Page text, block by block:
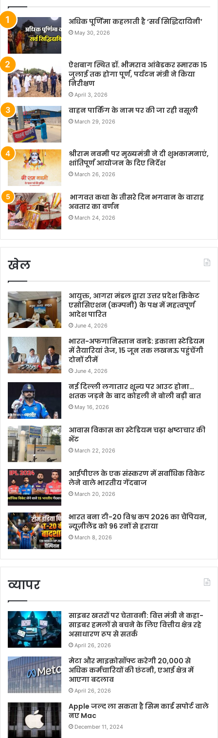
अधिक पूर्णिमा कहलाती है ‘सर्व सिद्धिदायिनी’
May 30, 2026
ऐशबाग स्थित डॉ. भीमराव आंबेडकर स्मारक 15
जुलाई तक होगा पूर्ण, पर्यटन मंत्री ने किया
निरीक्षण
April 3, 2026
वाहन पार्किंग के नाम पर की जा रही वसूली
March 29, 2026
श्रीराम नवमी पर मुख्यमंत्री ने दी शुभकामनाएं,
शांतिपूर्ण आयोजन के दिए निर्देश
March 26, 2026
भागवत कथा के तीसरे दिन भगवान के वाराह
अवतार का वर्णन
March 24, 2026
खेल
आयुक्त, आगरा मंडल द्वारा उत्तर प्रदेश क्रिकेट
एसोसिएशन (कम्पनी) के पक्ष में महत्वपूर्ण
आदेश पारित
June 4, 2026
भारत-अफगानिस्तान वनडे: इकाना स्टेडियम
में तैयारियां तेज, 15 जून तक लखनऊ पहुंचेंगी
दोनों टीमें
June 4, 2026
नई दिल्ली लगातार शून्य पर आउट होना…
शतक जड़ने के बाद कोहली ने बोली बड़ी बात
May 16, 2026
आवास विकास का स्टेडियम चढ़ा भ्रष्टाचार की
भेंट
March 22, 2026
आईपीएल के एक संस्करण में सर्वाधिक विकेट
लेने वाले भारतीय गेंदबाज
March 20, 2026
भारत बना टी-20 विश्व कप 2026 का चैंपियन,
न्यूज़ीलैंड को 96 रनों से हराया
March 8, 2026
व्यापर
साइबर खतरों पर चेतावनी: वित्त मंत्री ने कहा-
साइबर हमलों से बचने के लिए वित्तीय क्षेत्र रहे
असाधारण रूप से सतर्क
April 26, 2026
मेटा और माइक्रोसॉफ्ट करेगी 20,000 से
अधिक कर्मचारियों की छंटनी, एआई क्षेत्र में
आएगा बदलाव
April 26, 2026
Apple जल्द ला सकता है सिम कार्ड सपोर्ट वाले
नए Mac
December 11, 2024